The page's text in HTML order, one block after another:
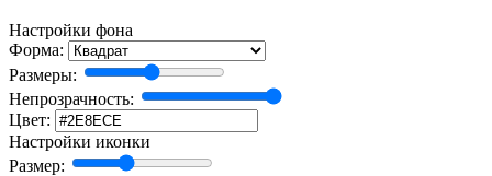
Настройки фона
Форма:
Размеры:
Непрозрачность:
Цвет:
Настройки иконки
Размер: